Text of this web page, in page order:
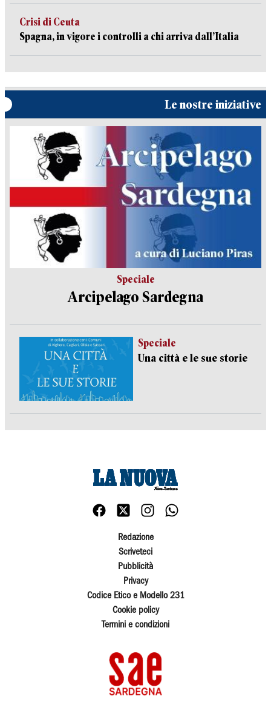
Crisi di Ceuta
Spagna, in vigore i controlli a chi arriva dall’Italia
Le nostre iniziative
Speciale
Arcipelago Sardegna
Speciale
Una città e le sue storie
Redazione
Scriveteci
Pubblicità
Privacy
Codice Etico e Modello 231
Cookie policy
Termini e condizioni